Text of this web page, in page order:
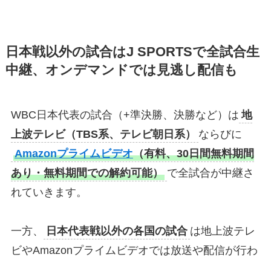
日本戦以外の試合はJ SPORTSで全試合生
中継、オンデマンドでは見逃し配信も
WBC日本代表の試合（+準決勝、決勝など）は 地
上波テレビ（TBS系、テレビ朝日系）
ならびに
Amazonプライムビデオ（有料、30日間無料期間
あり・無料期間での解約可能） で全試合が中継さ
れていきます。
一方、 日本代表戦以外の各国の試合 は地上波テレ
ビやAmazonプライムビデオでは放送や配信が行わ